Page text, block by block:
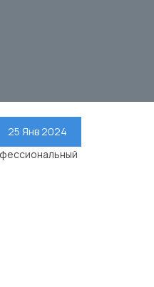
25 Янв 2024